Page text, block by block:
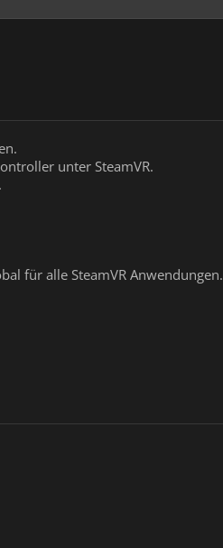
unter SteamVR.
für alle SteamVR Anwendungen.